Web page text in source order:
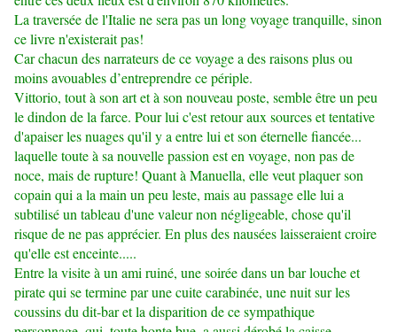
La traversée de l'Italie ne sera pas un long voyage tranquille, sinon
ce livre n'existerait pas!
Car chacun des narrateurs de ce voyage a des raisons plus ou
moins avouables d’entreprendre ce périple.
Vittorio, tout à son art et à son nouveau poste, semble être un peu
le dindon de la farce. Pour lui c'est retour aux sources et tentative
d'apaiser les nuages qu'il y a entre lui et son éternelle fiancée...
laquelle toute à sa nouvelle passion est en voyage, non pas de
noce, mais de rupture! Quant à Manuella, elle veut plaquer son
copain qui a la main un peu leste, mais au passage elle lui a
subtilisé un tableau d'une valeur non négligeable, chose qu'il
risque de ne pas apprécier. En plus des nausées laisseraient croire
qu'elle est enceinte.....
Entre la visite à un ami ruiné, une soirée dans un bar louche et
pirate qui se termine par une cuite carabinée, une nuit sur les
coussins du dit-bar et la disparition de ce sympathique